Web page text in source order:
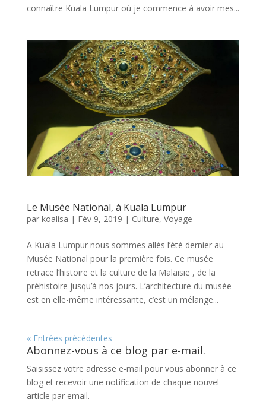
connaître Kuala Lumpur où je commence à avoir mes...
Le Musée National, à Kuala Lumpur
par koalisa | Fév 9, 2019 | Culture, Voyage
A Kuala Lumpur nous sommes allés l’été dernier au
Musée National pour la première fois. Ce musée
retrace l’histoire et la culture de la Malaisie , de la
préhistoire jusqu’à nos jours. L’architecture du musée
est en elle-même intéressante, c’est un mélange...
« Entrées précédentes
Abonnez-vous à ce blog par e-mail.
Saisissez votre adresse e-mail pour vous abonner à ce
blog et recevoir une notification de chaque nouvel
article par email.